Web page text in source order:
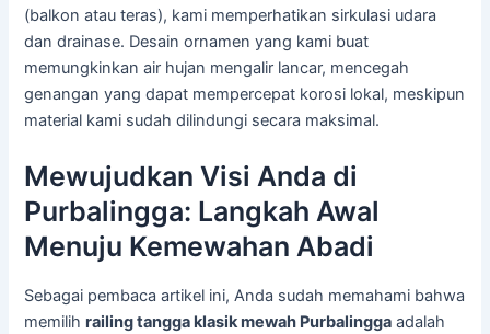
(balkon atau teras), kami memperhatikan sirkulasi udara
dan drainase. Desain ornamen yang kami buat
memungkinkan air hujan mengalir lancar, mencegah
genangan yang dapat mempercepat korosi lokal, meskipun
material kami sudah dilindungi secara maksimal.
Mewujudkan Visi Anda di
Purbalingga: Langkah Awal
Menuju Kemewahan Abadi
Sebagai pembaca artikel ini, Anda sudah memahami bahwa
memilihrailing tangga klasik mewah Purbalingga adalah